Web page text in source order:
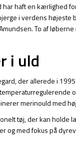
haft en kærlighed
i verdens
To af
i uld
der allerede i
merinould med
tøj, der kan
og med fokus på